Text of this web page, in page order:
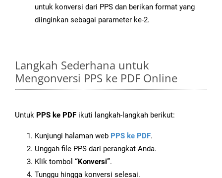
untuk konversi dari PPS dan berikan format yang
diinginkan sebagai parameter ke-2.
Langkah Sederhana untuk
Mengonversi PPS ke PDF Online
Untuk PPS ke PDF ikuti langkah-langkah berikut:
Kunjungi halaman web PPS ke PDF.
Unggah file PPS dari perangkat Anda.
Klik tombol “Konversi”.
Tunggu hingga konversi selesai.